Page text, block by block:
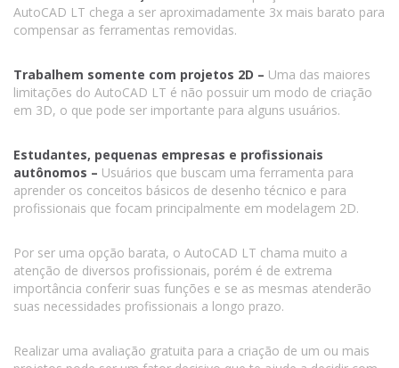
AutoCAD LT chega a ser aproximadamente 3x mais barato para
compensar as ferramentas removidas.
Trabalhem somente com projetos 2D – Uma das maiores
limitações do AutoCAD LT é não possuir um modo de criação
em 3D, o que pode ser importante para alguns usuários.
Estudantes, pequenas empresas e profissionais
autônomos – Usuários que buscam uma ferramenta para
aprender os conceitos básicos de desenho técnico e para
profissionais que focam principalmente em modelagem 2D.
Por ser uma opção barata, o AutoCAD LT chama muito a
atenção de diversos profissionais, porém é de extrema
importância conferir suas funções e se as mesmas atenderão
suas necessidades profissionais a longo prazo.
Realizar uma avaliação gratuita para a criação de um ou mais